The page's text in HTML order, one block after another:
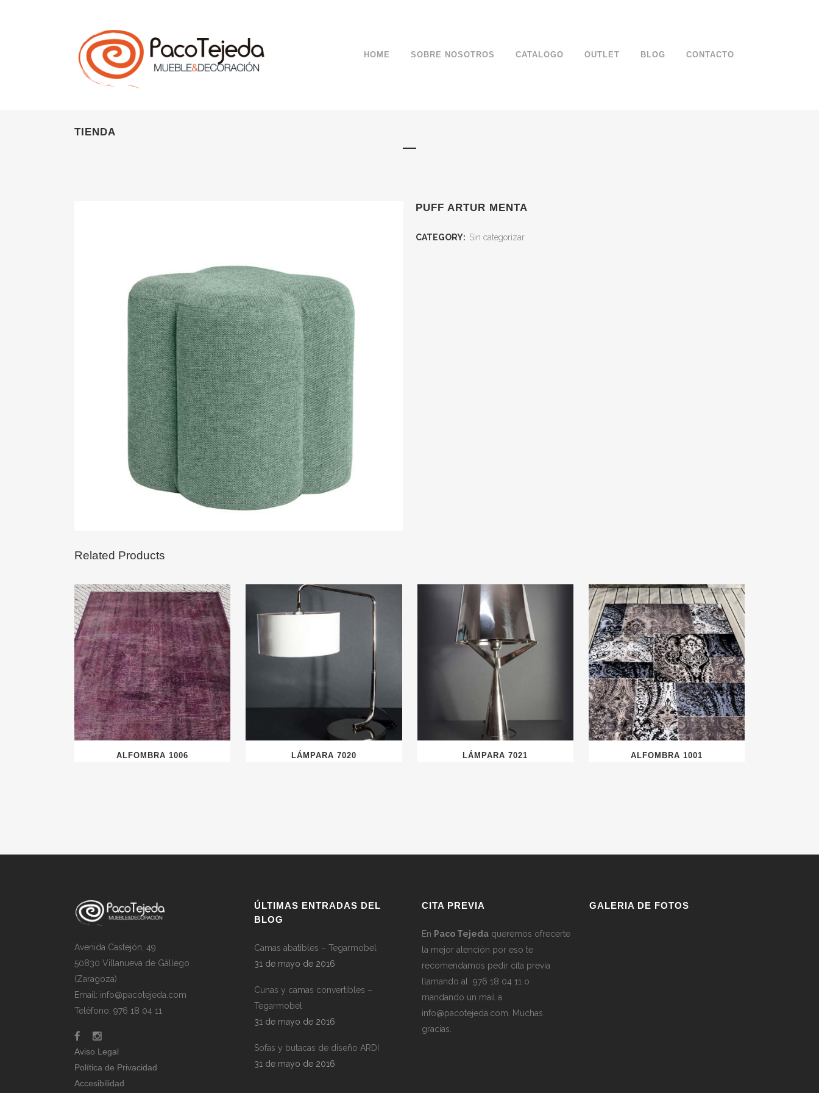
HOME SOBRE NOSOTROS CATALOGO OUTLET BLOG CONTACTO
TIENDA
PUFF ARTUR MENTA
CATEGORY: Sin categorizar
Related Products
ALFOMBRA 1006 LÁMPARA 7020 LÁMPARA 7021 ALFOMBRA 1001
Avenida Castejón, 49
50830 Villanueva de Gállego
(Zaragoza)
Email: info@pacotejeda.com
Teléfono: 976 18 04 11
Aviso Legal
Política de Privacidad
Accesibilidad
ÚLTIMAS ENTRADAS DEL
BLOG
Camas abatibles – Tegarmobel
31 de mayo de 2016
Cunas y camas convertibles –
Tegarmobel
31 de mayo de 2016
Sofas y butacas de diseño ARDI
31 de mayo de 2016
CITA PREVIA
En Paco Tejeda queremos ofrecerte
la mejor atención por eso te
recomendamos pedir cita previa
llamando al 976 18 04 11 o
mandando un mail a
info@pacotejeda.com. Muchas
gracias.
GALERIA DE FOTOS